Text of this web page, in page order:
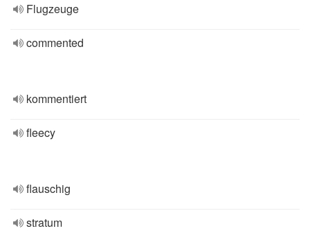
Flugzeuge
commented
kommentiert
fleecy
flauschig
stratum